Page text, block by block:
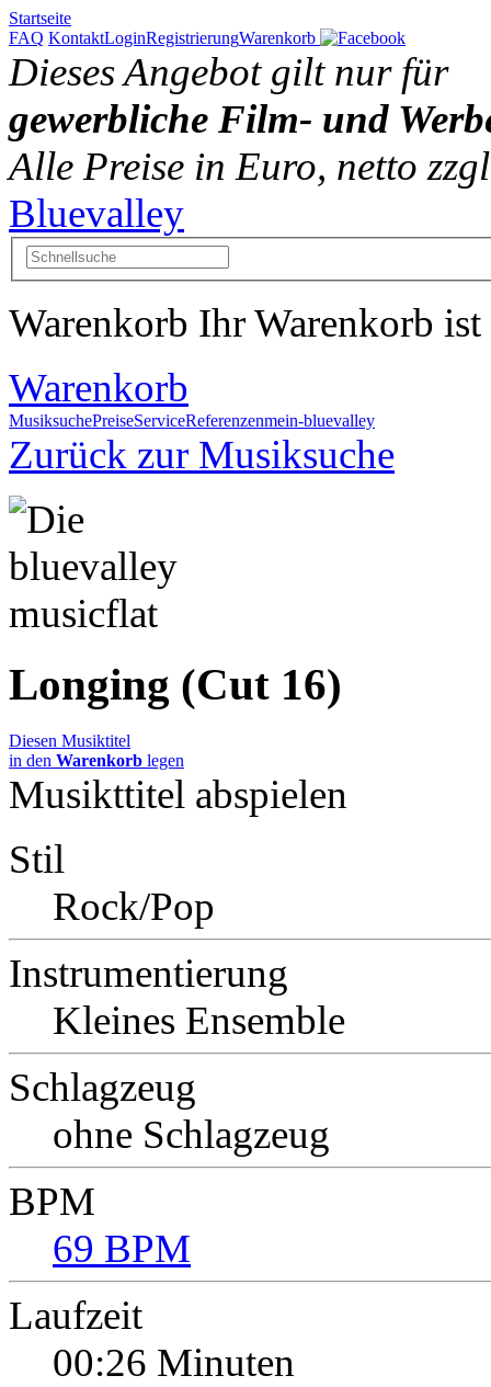
Startseite
FAQ KontaktLoginRegistrierungWarenkorb
Dieses Angebot gilt nur für
gewerbliche Film- und
Alle Preise in Euro, netto
Bluevalley
Warenkorb Ihr Warenkorb ist
Warenkorb
MusiksuchePreiseServiceReferenzenmein-bluevalley
Zurück zur Musiksuche
Longing (Cut 16)
Diesen Musiktitel
in den Warenkorb legen
Musikttitel abspielen
Stil
Rock/Pop
Instrumentierung
Kleines Ensemble
Schlagzeug
ohne Schlagzeug
BPM
69 BPM
Laufzeit
00:26 Minuten